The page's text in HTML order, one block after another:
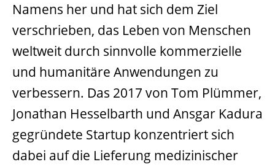
Namens her und hat sich dem Ziel
verschrieben, das Leben von Menschen
weltweit durch sinnvolle kommerzielle
und humanitäre Anwendungen zu
verbessern. Das 2017 von Tom Plümmer,
Jonathan Hesselbarth und Ansgar Kadura
gegründete Startup konzentriert sich
dabei auf die Lieferung medizinischer